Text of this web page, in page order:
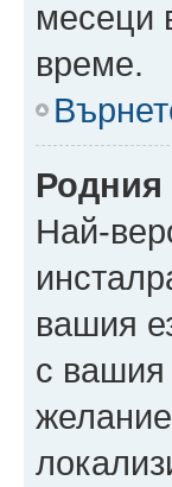
месеци
време.
Родния
Най-
вашия
с вашия